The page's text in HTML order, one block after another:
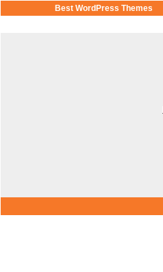
Best WordPress Themes